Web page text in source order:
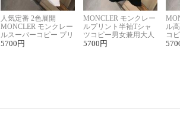
人気定番 2色展開
MONCLER モンクレー
ルスーパーコピー プリ
ント半袖Tシャツ
5700 円
MONCLER モンクレー
ルプリント半袖Tシャ
ツコピー男女兼用大人
可愛い春夏コーデ
5700 円
ル
コ
ィ